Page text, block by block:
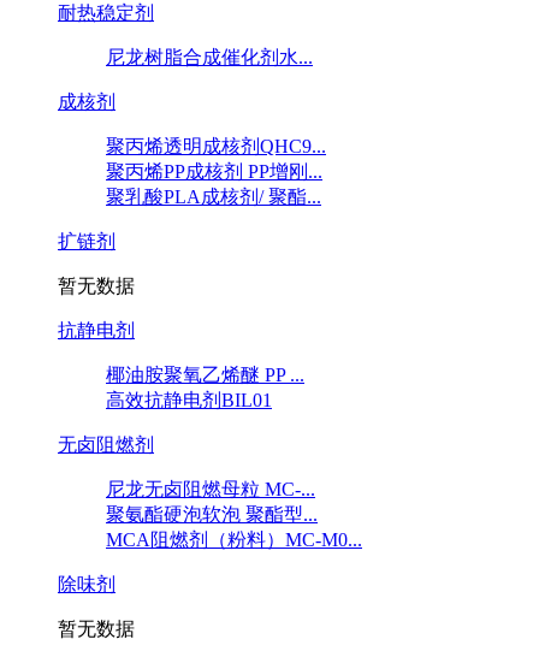
耐热稳定剂
尼龙树脂合成催化剂水...
成核剂
聚丙烯透明成核剂QHC9...
聚丙烯PP成核剂 PP增刚...
聚乳酸PLA成核剂/ 聚酯...
扩链剂
暂无数据
抗静电剂
椰油胺聚氧乙烯醚 PP ...
高效抗静电剂BIL01
无卤阻燃剂
尼龙无卤阻燃母粒 MC-...
聚氨酯硬泡软泡 聚酯型...
MCA阻燃剂（粉料）MC-M0...
除味剂
暂无数据